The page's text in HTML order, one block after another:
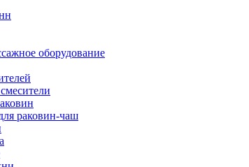
оборудование
раковин-чаш